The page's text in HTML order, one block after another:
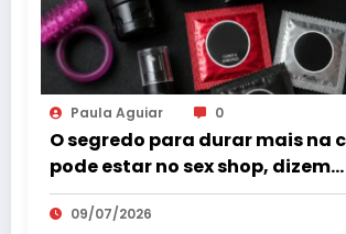
Paula Aguiar 0
O segredo para durar mais na
pode estar no sex shop, dizem
especialistas em saúde sexual
09/07/2026